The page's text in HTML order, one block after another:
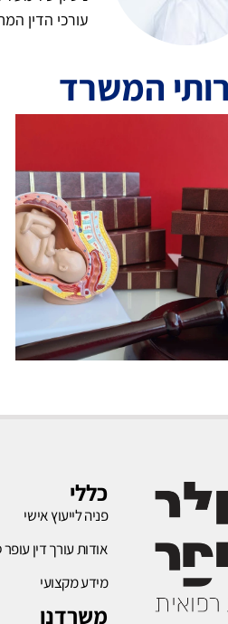
עורכי הדין
המשרד
רשלנות
לחץ כאן
כללי
פניה לייעוץ אישי
אודות עורך דין
מידע מקצועי
משרדנו